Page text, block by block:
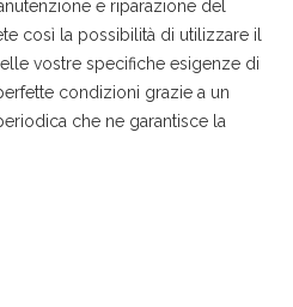
e riparazione del
così la possibilità di utilizzare il
vostre specifiche esigenze di
condizioni grazie a un
che ne garantisce la